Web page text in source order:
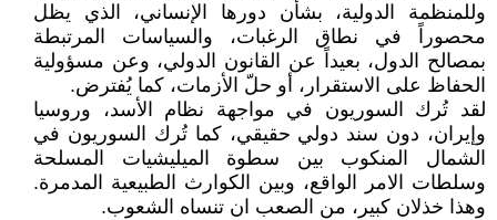
وللمنظمة الدولية، بشأن دورها الإنساني، الذي يظل
محصوراً في نطاق الرغبات، والسياسات المرتبطة
بمصالح الدول، بعيداً عن القانون الدولي، وعن مسؤولية
الحفاظ على الاستقرار، أو حلّ الأزمات، كما يُفترض.
لقد تُرك السوريون في مواجهة نظام الأسد، وروسيا
وإيران، دون سند دولي حقيقي، كما تُرك السوريون في
الشمال المنكوب بين سطوة الميليشيات المسلحة
وسلطات الامر الواقع، وبين الكوارث الطبيعية المدمرة.
وهذا خذلان كبير، من الصعب ان تنساه الشعوب.